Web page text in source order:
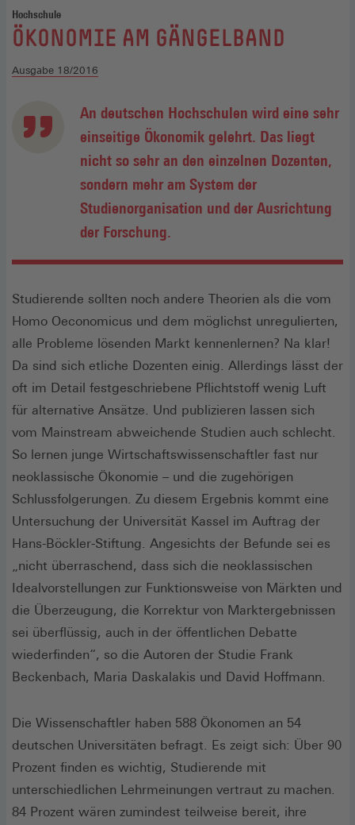
Hochschule
:
ÖKONOMIE AM GÄNGELBAND
Ausgabe 18/2016
An deutschen Hochschulen wird eine sehr
einseitige Ökonomik gelehrt. Das liegt
nicht so sehr an den einzelnen Dozenten,
sondern mehr am System der
Studienorganisation und der Ausrichtung
der Forschung.
Studierende sollten noch andere Theorien als die vom
Homo Oeconomicus und dem möglichst unregulierten,
alle Probleme lösenden Markt kennenlernen? Na klar!
Da sind sich etliche Dozenten einig. Allerdings lässt der
oft im Detail festgeschriebene Pflichtstoff wenig Luft
für alternative Ansätze. Und publizieren lassen sich
vom Mainstream abweichende Studien auch schlecht.
So lernen junge Wirtschaftswissenschaftler fast nur
neoklassische Ökonomie – und die zugehörigen
Schlussfolgerungen. Zu diesem Ergebnis kommt eine
Untersuchung der Universität Kassel im Auftrag der
Hans-Böckler-Stiftung. Angesichts der Befunde sei es
„nicht überraschend, dass sich die neoklassischen
Idealvorstellungen zur Funktionsweise von Märkten und
die Überzeugung, die Korrektur von Marktergebnissen
sei überflüssig, auch in der öffentlichen Debatte
wiederfinden“, so die Autoren der Studie Frank
Beckenbach, Maria Daskalakis und David Hoffmann.
Die Wissenschaftler haben 588 Ökonomen an 54
deutschen Universitäten befragt. Es zeigt sich: Über 90
Prozent finden es wichtig, Studierende mit
unterschiedlichen Lehrmeinungen vertraut zu machen.
84 Prozent wären zumindest teilweise bereit, ihre